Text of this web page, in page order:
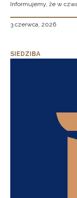
Informujemy, że w
3 czerwca, 2026
SIEDZIBA